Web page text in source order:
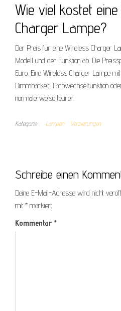
Wie viel kostet
Charger Lampe?
Der Preis für eine Wireless Charger
Modell und der Funktion ab. Die
Euro. Eine Wireless Charger Lampe
Dimmbarkeit, Farbwechselfunktion
normalerweise teurer.
Kategorie Lampen Verzierungen
Schreibe einen
Deine E-Mail-Adresse wird nicht
mit * markiert
Kommentar *